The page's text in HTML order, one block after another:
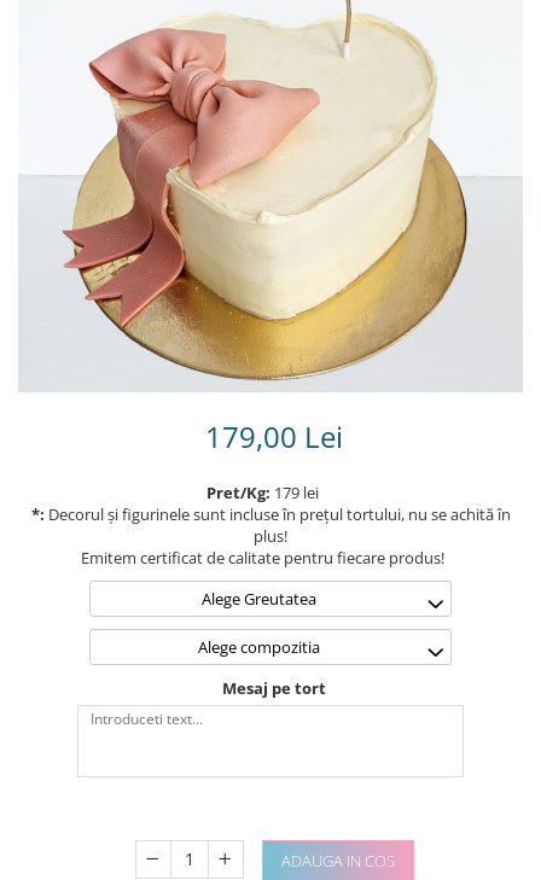
Torturi in frosting- crema pentru
Torturi cu flori
Tortulețe 1.7 kg - 2 kg
179,00 Lei
Pret/Kg: 179 lei
*: Decorul și figurinele sunt incluse în prețul tortului, nu se achită în
plus!
Emitem certificat de calitate pentru fiecare produs!
Alege Greutatea
Alege compozitia
Mesaj pe tort
ADAUGA IN COS